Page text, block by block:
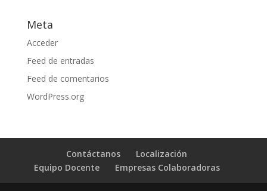
Meta
Acceder
Feed de entradas
Feed de comentarios
WordPress.org
Contáctanos
Localización
Equipo Docente
Empresas Colaboradoras